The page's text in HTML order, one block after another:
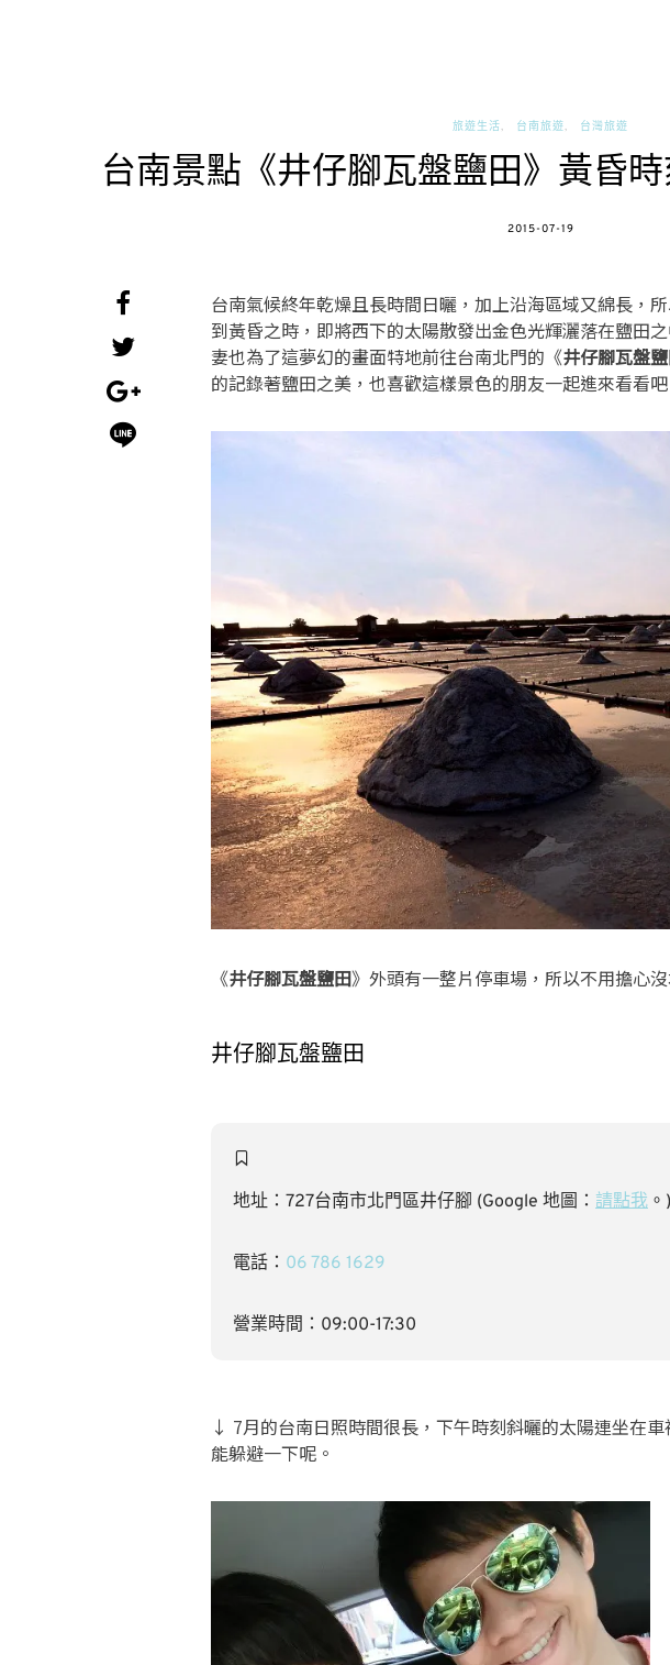
旅遊生活 台南旅遊 台灣旅遊
台南景點《井仔腳瓦盤鹽田》黃昏
POSTED
2015-07-19
台南氣候終年乾燥且長時間日曬，加上沿海區域又綿長，
到黃昏之時，即將西下的太陽散發出金色光輝灑落在鹽田
妻也為了這夢幻的畫面特地前往台南北門的《井仔腳瓦盤
的記錄著鹽田之美，也喜歡這樣景色的朋友一起進來看看
《井仔腳瓦盤鹽田》外頭有一整片停車場，所以不用擔心
井仔腳瓦盤鹽田
地址：727台南市北門區井仔腳 (Google 地圖： 請點我 。)
電話： 06 786 1629
營業時間：09:00-17:30
↓ 7月的台南日照時間很長，下午時刻斜曬的太陽連坐在
能躲避一下呢。